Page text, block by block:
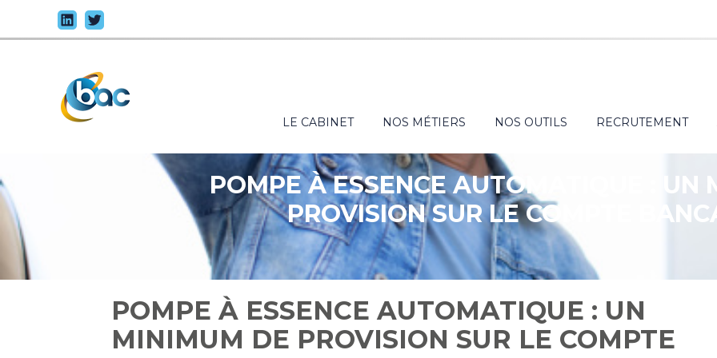
Principal
LE CABINET NOS MÉTIERS NOS OUTILS RECRUTEMENT
POMPE À ESSENCE AUTOMATIQUE : UN
PROVISION SUR LE COMPTE
POMPE À ESSENCE AUTOMATIQUE : UN
MINIMUM DE PROVISION SUR LE COMPTE